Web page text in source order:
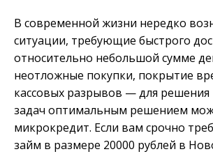
В современной жизни нередко
ситуации, требующие быстрого
относительно небольшой сумме
неотложные покупки, покрытие
кассовых разрывов — для
задач оптимальным решением
микрокредит. Если вам срочно
займ в размере 20000 рублей в